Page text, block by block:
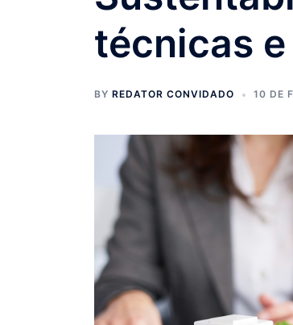
técnicas
BY REDATOR CONVIDADO 10 DE